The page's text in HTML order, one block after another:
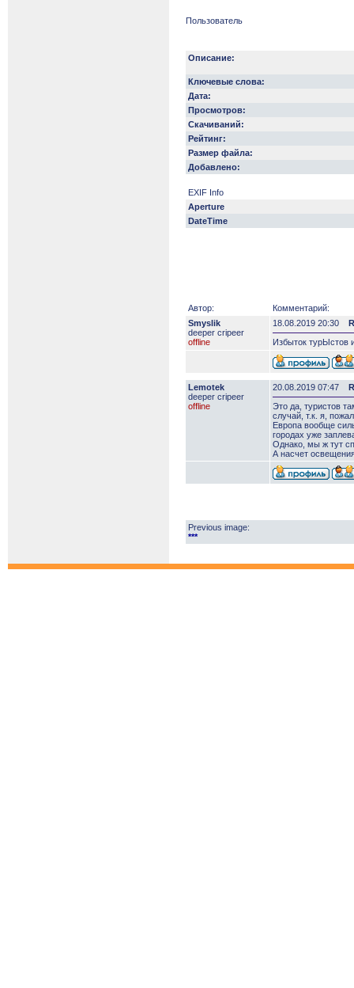
Пользователь
Описание:
Ключевые слова:
Дата:
Просмотров:
Скачиваний:
Рейтинг:
Размер файла:
Добавлено:
EXIF Info
Aperture
DateTime
Автор:
Комментарий:
Smyslik
deeper сripeer
offline
18.08.2019 20:30
Избыток турЫстов
Lemotek
deeper сripeer
offline
20.08.2019 07:47
Это да, туристов
случай, т.к. я,
Европа вообще
городах уже
Однако, мы ж тут
А насчет
Previous image:
***